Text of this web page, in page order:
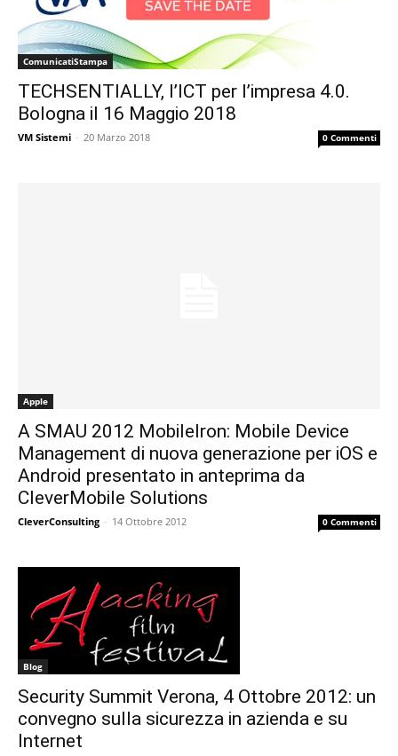
ComunicatiStampa
TECHSENTIALLY, l’ICT per l’impresa 4.0.
Bologna il 16 Maggio 2018
VM Sistemi - 20 Marzo 2018 0 Commenti
Apple
A SMAU 2012 MobileIron: Mobile Device
Management di nuova generazione per iOS e
Android presentato in anteprima da
CleverMobile Solutions
CleverConsulting - 14 Ottobre 2012 0 Commenti
Blog
Security Summit Verona, 4 Ottobre 2012: un
convegno sulla sicurezza in azienda e su
Internet